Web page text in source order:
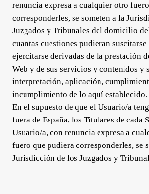
renuncia expresa a cualquier otro
corresponderles, se someten a la
Juzgados y Tribunales del domicilio
cuantas cuestiones pudieran suscitarse
ejercitarse derivadas de la prestación
Web y de sus servicios y contenidos y
interpretación, aplicación,
incumplimiento de lo aquí establecido.
En el supuesto de que el Usuario/a
fuera de España, los Titulares de cada
Usuario/a, con renuncia expresa a
fuero que pudiera corresponderles, se
Jurisdicción de los Juzgados y